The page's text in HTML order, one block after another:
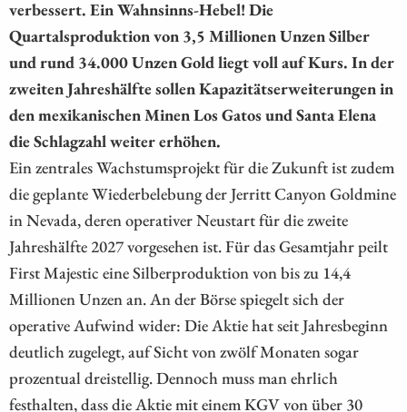
verbessert. Ein Wahnsinns-Hebel! Die
Quartalsproduktion von 3,5 Millionen Unzen Silber
und rund 34.000 Unzen Gold liegt voll auf Kurs. In der
zweiten Jahreshälfte sollen Kapazitätserweiterungen in
den mexikanischen Minen Los Gatos und Santa Elena
die Schlagzahl weiter erhöhen.
Ein zentrales Wachstumsprojekt für die Zukunft ist zudem
die geplante Wiederbelebung der Jerritt Canyon Goldmine
in Nevada, deren operativer Neustart für die zweite
Jahreshälfte 2027 vorgesehen ist. Für das Gesamtjahr peilt
First Majestic eine Silberproduktion von bis zu 14,4
Millionen Unzen an. An der Börse spiegelt sich der
operative Aufwind wider: Die Aktie hat seit Jahresbeginn
deutlich zugelegt, auf Sicht von zwölf Monaten sogar
prozentual dreistellig. Dennoch muss man ehrlich
festhalten, dass die Aktie mit einem KGV von über 30